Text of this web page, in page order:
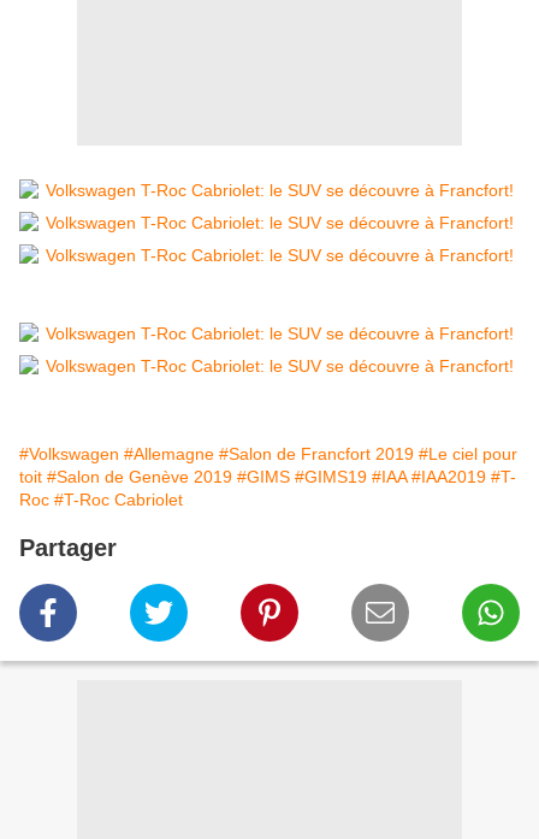
#Volkswagen #Allemagne #Salon de Francfort 2019 #Le ciel pour
toit #Salon de Genève 2019 #GIMS #GIMS19 #IAA #IAA2019 #T-
Roc #T-Roc Cabriolet
Partager